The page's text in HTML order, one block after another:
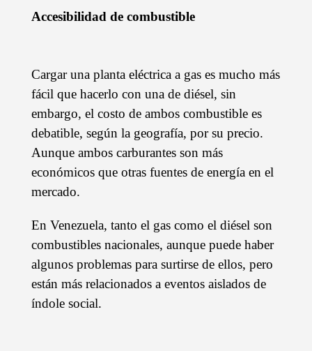
Accesibilidad de combustible
Cargar una planta eléctrica a gas es mucho más
fácil que hacerlo con una de diésel, sin
embargo, el costo de ambos combustible es
debatible, según la geografía, por su precio.
Aunque ambos carburantes son más
económicos que otras fuentes de energía en el
mercado.
En Venezuela, tanto el gas como el diésel son
combustibles nacionales, aunque puede haber
algunos problemas para surtirse de ellos, pero
están más relacionados a eventos aislados de
índole social.